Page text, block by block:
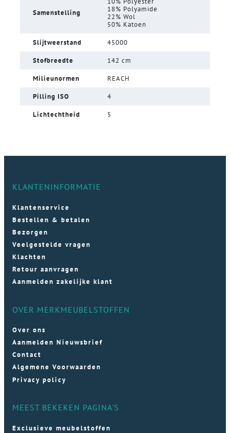
Samenstelling
18% Polyamide
22% Wol
50% Katoen
Slijtweerstand 45000
Stofbreedte 142 cm
Milieunormen REACH
Pilling ISO 4
Lichtechtheid 5
KLANTENINFORMATIE
Klantenservice
Bestellen & betalen
Bezorgen
Veelgestelde vragen
Klachten
Retour aanvragen
Aanmelden zakelijke klant
OVER MERKMEUBELSTOFFEN
Over ons
Aanmelden Nieuwsbrief
Contact
Algemene Voorwaarden
Privacy policy
MEEST BEKEKEN PAGINA'S
Exclusieve meubelstoffen